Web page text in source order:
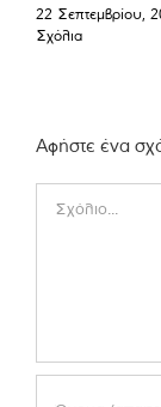
22 Σεπτεμβρίου,
Σχόλια
Αφήστε ένα